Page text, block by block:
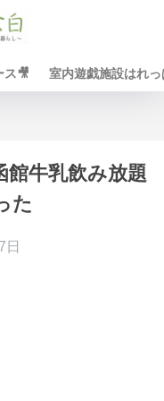
ス🎥 室内遊戯施設はれっ
館牛乳飲み放題
た
日